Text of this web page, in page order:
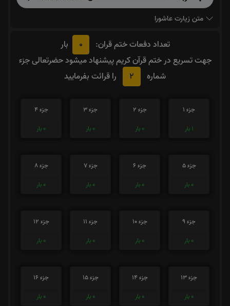
متن زیارت عاشورا
تعداد دفعات ختم قران: 0
بار
جهت تسریع در ختم قرآن کریم پیشنهاد میشود حضرتعالی جزء
شماره
2 را قرائت بفرمایید
جزء 1
1 بار
جزء 2
0 بار
جزء 3
0 بار
جزء 4
0 بار
جزء 5
0 بار
جزء 6
0 بار
جزء 7
0 بار
جزء 8
0 بار
جزء 9
0 بار
جزء 10
0 بار
جزء 11
0 بار
جزء 12
0 بار
جزء 13
0 بار
جزء 14
0 بار
جزء 15
0 بار
جزء 16
0 بار